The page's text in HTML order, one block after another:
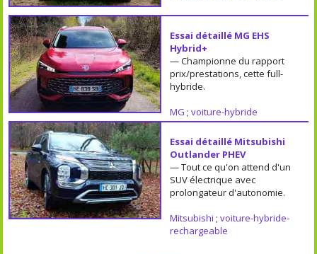
Essai détaillé MG EHS
Hybrid+
— Championne du rapport
prix/prestations, cette full-
hybride.
MG ; voiture-hybride
Essai détaillé Mitsubishi
Outlander PHEV
— Tout ce qu'on attend d'un
SUV électrique avec
prolongateur d'autonomie.
Mitsubishi ; voiture-hybride-
rechargeable